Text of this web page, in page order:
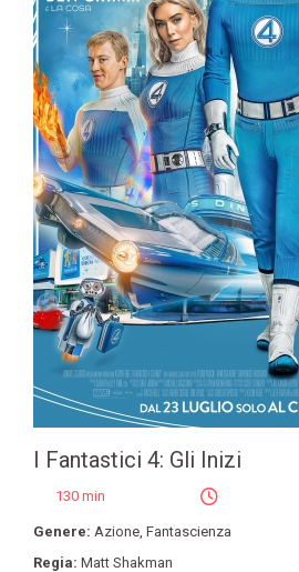
I Fantastici 4: Gli Inizi
130 min
Genere: Azione Fantascienza
Regia: Matt Shakman